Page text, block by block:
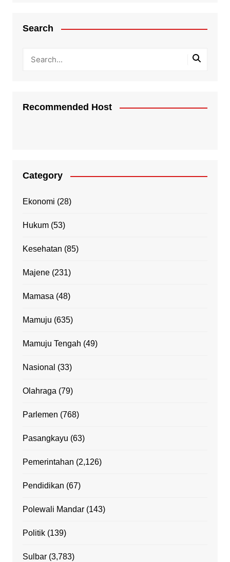
Search
Recommended Host
Category
Ekonomi (28)
Hukum(53)
Kesehatan (85)
Majene(231)
Mamasa (48)
Mamuju (635)
Mamuju Tengah (49)
Nasional (33)
Olahraga (79)
Parlemen (768)
Pasangkayu (63)
Pemerintahan (2,126)
Pendidikan (67)
Polewali Mandar(143)
Politik(139)
Sulbar(3,783)